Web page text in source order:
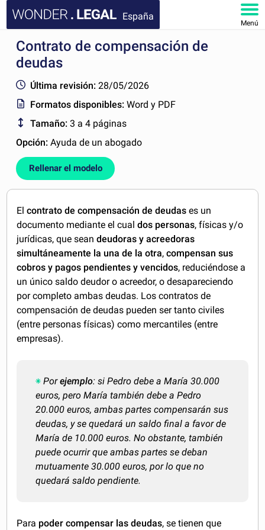
España
Menú
INICIO
FAQ
MI CUENTA
Contrato de compensación de
deudas
Última revisión: 28/05/2026
Formatos disponibles:Word y PDF
Tamaño: 3 a 4 páginas
Opción:Ayuda de un abogado
Rellenar el modelo
Elcontrato de compensación de deudas es un
documento mediante el cualdos personas, físicas y/o
jurídicas, que seandeudoras y acreedoras
simultáneamente la una de la otra,compensan sus
cobros y pagos pendientes y vencidos, reduciéndose a
un único saldo deudor o acreedor, o desapareciendo
por completo ambas deudas. Los contratos de
compensación de deudas pueden ser tanto civiles
(entre personas físicas) como mercantiles (entre
empresas).
Porejemplo: si Pedro debe a María 30.000
euros, pero María también debe a Pedro
20.000 euros, ambas partes compensarán sus
deudas, y se quedará un saldo final a favor de
María de 10.000 euros. No obstante, también
puede ocurrir que ambas partes se deban
mutuamente 30.000 euros, por lo que no
quedará saldo pendiente.
Para poder compensar las deudas, se tienen que